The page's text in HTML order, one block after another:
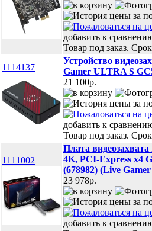
добавить к
Товар под заказ.
1114137
Устройство
Gamer ULTRA S
21 100p.
добавить к
Товар под заказ.
1111002
Плата
4K, PCI-Express x4
(678982) (Live
23 978p.
добавить к